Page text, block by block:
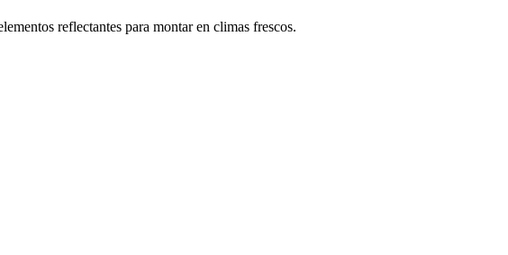
reflectantes para montar en climas frescos.